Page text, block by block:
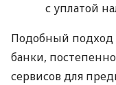
с уплатой
Подобный подход
банки,
сервисов для